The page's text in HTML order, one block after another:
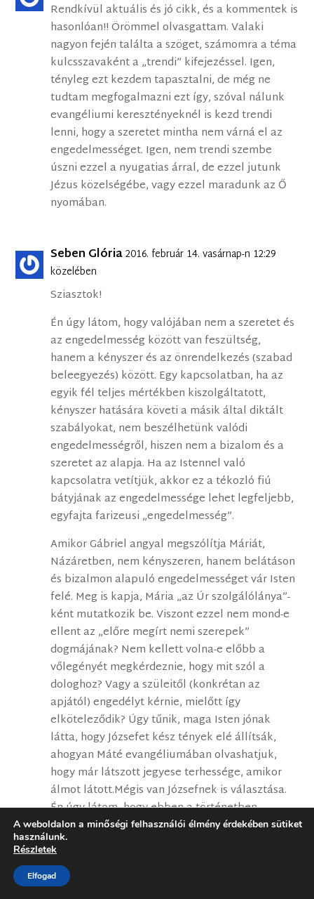
Rendkívül aktuális és jó cikk, és a kommentek is
hasonlóan!! Örömmel olvasgattam. Valaki
nagyon fején találta a szöget, számomra a téma
kulcsszavaként a „trendi” kifejezéssel. Igen,
tényleg ezt kezdem tapasztalni, de még ne
tudtam megfogalmazni ezt így, szóval nálunk
evangéliumi keresztényeknél is kezd trendi
lenni, hogy a szeretet mintha nem várná el az
engedelmességet. Igen, nem trendi szembe
úszni ezzel a nyugatias árral, de ezzel jutunk
Jézus közelségébe, vagy ezzel maradunk az Ő
nyomában.
Seben Glória2016. február 14. vasárnap-n 12:29
közelében
Sziasztok!
Én úgy látom, hogy valójában nem a szeretet és
az engedelmesség között van feszültség,
hanem a kényszer és az önrendelkezés (szabad
beleegyezés) között. Egy kapcsolatban, ha az
egyik fél teljes mértékben kiszolgáltatott,
kényszer hatására követi a másik által diktált
szabályokat, nem beszélhetünk valódi
engedelmességről, hiszen nem a bizalom és a
szeretet az alapja. Ha az Istennel való
kapcsolatra vetítjük, akkor ez a tékozló fiú
bátyjának az engedelmessége lehet legfeljebb,
egyfajta farizeusi „engedelmesség”.
Amikor Gábriel angyal megszólítja Máriát,
Názáretben, nem kényszeren, hanem belátáson
és bizalmon alapuló engedelmességet vár Isten
felé. Meg is kapja, Mária „az Úr szolgálólánya”-
ként mutatkozik be. Viszont ezzel nem mond-e
ellent az „előre megírt nemi szerepek”
dogmájának? Nem kellett volna-e előbb a
vőlegényét megkérdeznie, hogy mit szól a
dologhoz? Vagy a szüleitől (konkrétan az
apjától) engedélyt kérnie, mielőtt így
elköteleződik? Úgy tűnik, maga Isten jónak
látta, hogy Józsefet kész tények elé állítsák,
ahogyan Máté evangéliumában olvashatjuk,
hogy már látszott jegyese terhessége, amikor
álmot látott.Mégis van Józsefnek is választása.
Én úgy látom, hogy ebben a történetben
mindketten szabadok arra, hogy engedjenek
Istennek, és ő maga segít nekik ebben, azzal,
hogy kijelenti a szándékait.
A weboldalon a minőségi felhasználói élmény érdekében sütiket
használunk.
Részletek
Elfogad